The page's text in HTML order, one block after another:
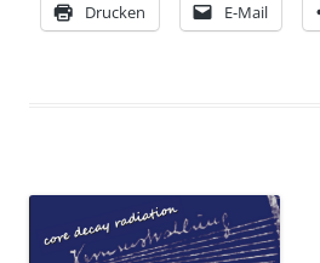
Drucken E-Mail